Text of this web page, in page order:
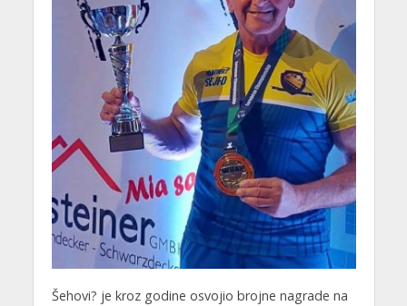
Šehovi? je kroz godine osvojio brojne nagrade na